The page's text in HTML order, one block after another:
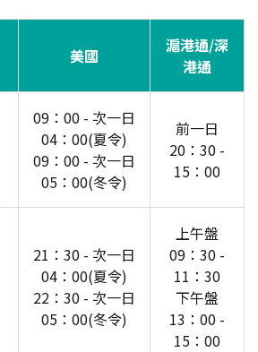
美國
滬港通/深
港通
09：00 - 次一日
04：00(夏令)
09：00 - 次一日
05：00(冬令)
前一日
20：30 -
15：00
21：30 - 次一日
04：00(夏令)
22：30 - 次一日
05：00(冬令)
上午盤
09：30 -
11：30
下午盤
13：00 -
15：00